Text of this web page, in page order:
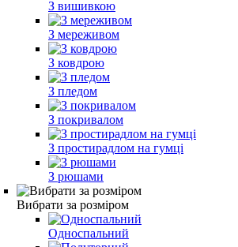
З вишивкою
З мереживом
З ковдрою
З пледом
З покривалом
З простирадлом на гумці
З рюшами
Вибрати за розміром
Односпальний